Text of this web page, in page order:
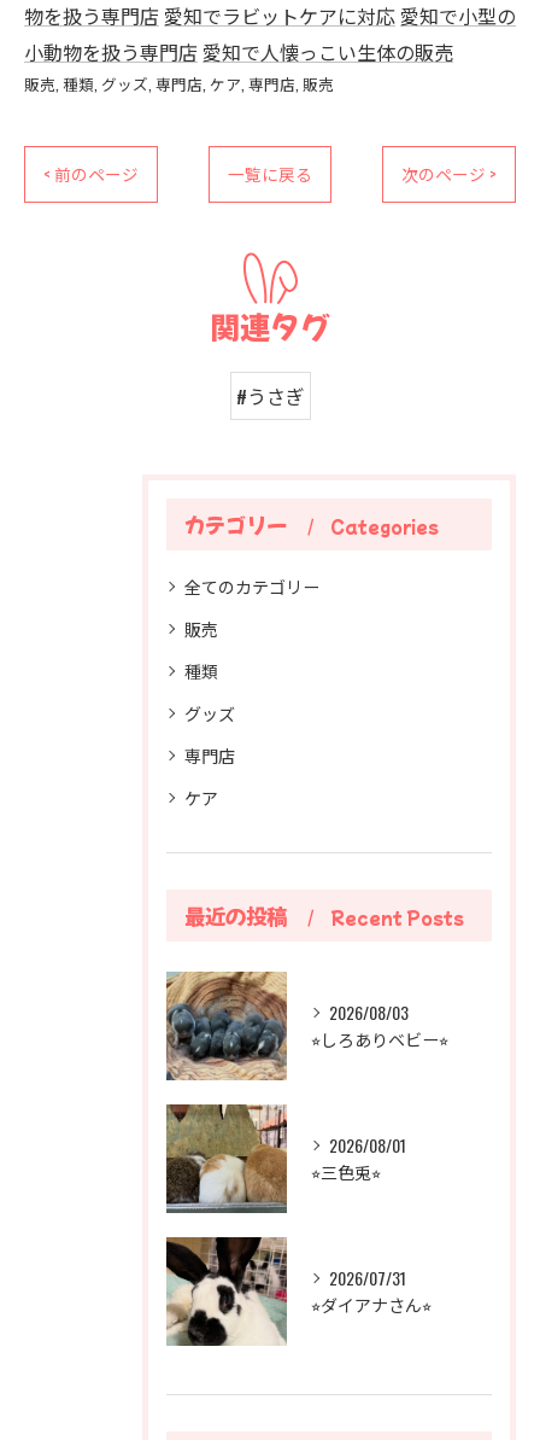
物を扱う専門店 愛知でラビットケアに対応 愛知で小型の
小動物を扱う専門店 愛知で人懐っこい生体の販売
販売 種類 グッズ 専門店 ケア 専門店 販売
< 前のページ 一覧に戻る 次のページ >
関連タグ
#うさぎ
カテゴリー Categories
全てのカテゴリー
販売
種類
グッズ
専門店
ケア
最近の投稿 Recent Posts
2026/08/03
⭐︎しろありベビー⭐︎
2026/08/01
⭐︎三色兎⭐︎
2026/07/31
⭐︎ダイアナさん⭐︎